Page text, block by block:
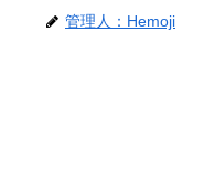
管理人：Hemoji